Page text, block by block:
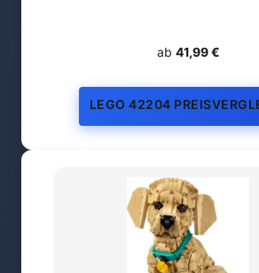
ab 41,99 €
LEGO 42204